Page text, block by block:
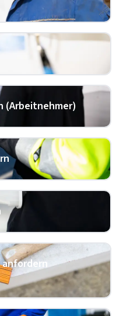
(Arbeitnehmer)